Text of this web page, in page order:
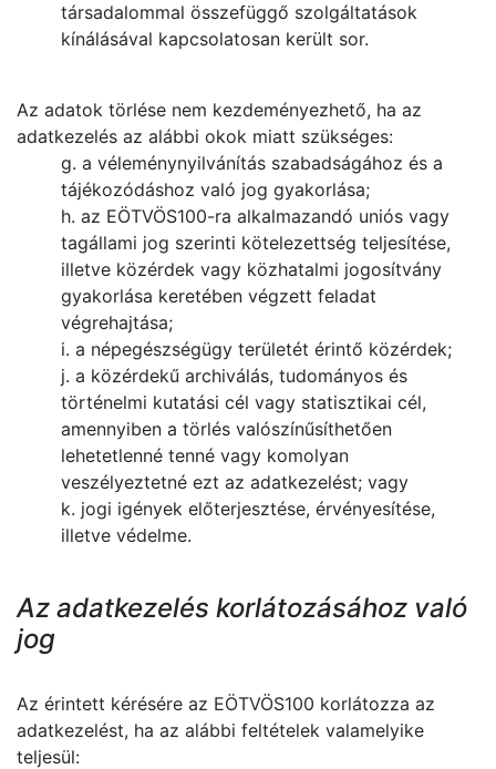
társadalommal összefüggő szolgáltatások
kínálásával kapcsolatosan került sor.
Az adatok törlése nem kezdeményezhető, ha az
adatkezelés az alábbi okok miatt szükséges:
g. a véleménynyilvánítás szabadságához és a
tájékozódáshoz való jog gyakorlása;
h. az EÖTVÖS100-ra alkalmazandó uniós vagy
tagállami jog szerinti kötelezettség teljesítése,
illetve közérdek vagy közhatalmi jogosítvány
gyakorlása keretében végzett feladat
végrehajtása;
i. a népegészségügy területét érintő közérdek;
j. a közérdekű archiválás, tudományos és
történelmi kutatási cél vagy statisztikai cél,
amennyiben a törlés valószínűsíthetően
lehetetlenné tenné vagy komolyan
veszélyeztetné ezt az adatkezelést; vagy
k. jogi igények előterjesztése, érvényesítése,
illetve védelme.
Az adatkezelés korlátozásához való
jog
Az érintett kérésére az EÖTVÖS100 korlátozza az
adatkezelést, ha az alábbi feltételek valamelyike
teljesül: